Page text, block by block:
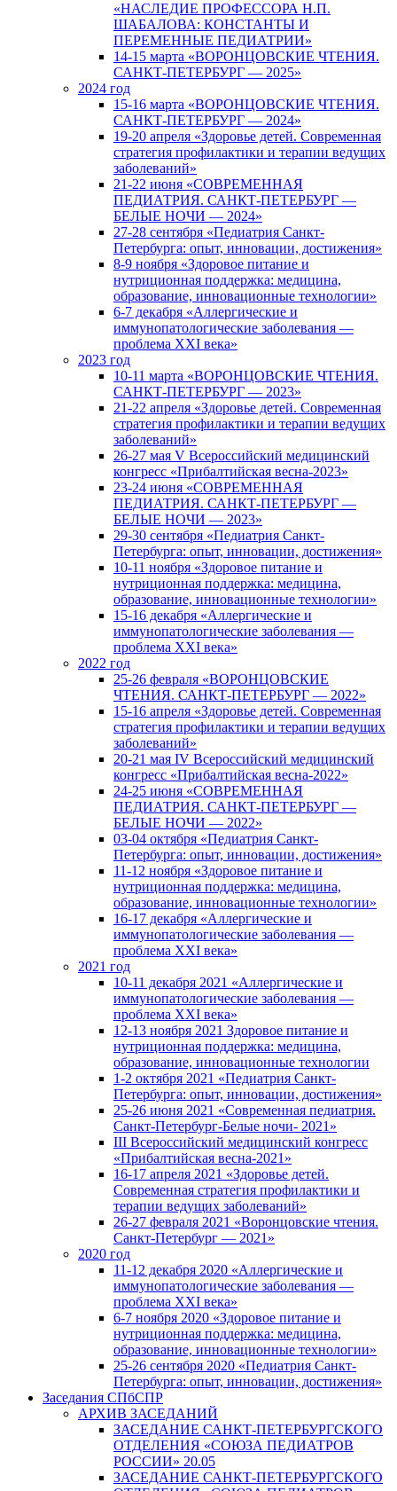
«НАСЛЕДИЕ ПРОФЕССОРА Н.П.
ШАБАЛОВА: КОНСТАНТЫ И
ПЕРЕМЕННЫЕ ПЕДИАТРИИ»
14-15 марта «ВОРОНЦОВСКИЕ ЧТЕНИЯ.
САНКТ-ПЕТЕРБУРГ — 2025»
2024 год
15-16 марта «ВОРОНЦОВСКИЕ ЧТЕНИЯ.
САНКТ-ПЕТЕРБУРГ — 2024»
19-20 апреля «Здоровье детей. Современная
стратегия профилактики и терапии ведущих
заболеваний»
21-22 июня «СОВРЕМЕННАЯ
ПЕДИАТРИЯ. САНКТ-ПЕТЕРБУРГ —
БЕЛЫЕ НОЧИ — 2024»
27-28 сентября «Педиатрия Санкт-
Петербурга: опыт, инновации, достижения»
8-9 ноября «Здоровое питание и
нутриционная поддержка: медицина,
образование, инновационные технологии»
6-7 декабря «Аллергические и
иммунопатологические заболевания —
проблема XXI века»
2023 год
10-11 марта «ВОРОНЦОВСКИЕ ЧТЕНИЯ.
САНКТ-ПЕТЕРБУРГ — 2023»
21-22 апреля «Здоровье детей. Современная
стратегия профилактики и терапии ведущих
заболеваний»
26-27 мая V Всероссийский медицинский
конгресс «Прибалтийская весна-2023»
23-24 июня «СОВРЕМЕННАЯ
ПЕДИАТРИЯ. САНКТ-ПЕТЕРБУРГ —
БЕЛЫЕ НОЧИ — 2023»
29-30 сентября «Педиатрия Санкт-
Петербурга: опыт, инновации, достижения»
10-11 ноября «Здоровое питание и
нутриционная поддержка: медицина,
образование, инновационные технологии»
15-16 декабря «Аллергические и
иммунопатологические заболевания —
проблема XXI века»
2022 год
25-26 февраля «ВОРОНЦОВСКИЕ
ЧТЕНИЯ. САНКТ-ПЕТЕРБУРГ — 2022»
15-16 апреля «Здоровье детей. Современная
стратегия профилактики и терапии ведущих
заболеваний»
20-21 мая IV Всероссийский медицинский
конгресс «Прибалтийская весна-2022»
24-25 июня «СОВРЕМЕННАЯ
ПЕДИАТРИЯ. САНКТ-ПЕТЕРБУРГ —
БЕЛЫЕ НОЧИ — 2022»
03-04 октября «Педиатрия Санкт-
Петербурга: опыт, инновации, достижения»
11-12 ноября «Здоровое питание и
нутриционная поддержка: медицина,
образование, инновационные технологии»
16-17 декабря «Аллергические и
иммунопатологические заболевания —
проблема XXI века»
2021 год
10-11 декабря 2021 «Аллергические и
иммунопатологические заболевания —
проблема XXI века»
12-13 ноября 2021 Здоровое питание и
нутриционная поддержка: медицина,
образование, инновационные технологии
1-2 октября 2021 «Педиатрия Санкт-
Петербурга: опыт, инновации, достижения»
25-26 июня 2021 «Современная педиатрия.
Санкт-Петербург-Белые ночи- 2021»
III Всероссийский медицинский конгресс
«Прибалтийская весна-2021»
16-17 апреля 2021 «Здоровье детей.
Современная стратегия профилактики и
терапии ведущих заболеваний»
26-27 февраля 2021 «Воронцовские чтения.
Санкт-Петербург — 2021»
2020 год
11-12 декабря 2020 «Аллергические и
иммунопатологические заболевания —
проблема XXI века»
6-7 ноября 2020 «Здоровое питание и
нутриционная поддержка: медицина,
образование, инновационные технологии»
25-26 сентября 2020 «Педиатрия Санкт-
Петербурга: опыт, инновации, достижения»
Заседания СПбСПР
АРХИВ ЗАСЕДАНИЙ
ЗАСЕДАНИЕ САНКТ-ПЕТЕРБУРГСКОГО
ОТДЕЛЕНИЯ «СОЮЗА ПЕДИАТРОВ
РОССИИ» 20.05
ЗАСЕДАНИЕ САНКТ-ПЕТЕРБУРГСКОГО